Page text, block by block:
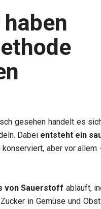
gesehen handelt es
Dabei entsteht ein
aber vor allem
von Sauerstoff abläuft,
in Gemüse und